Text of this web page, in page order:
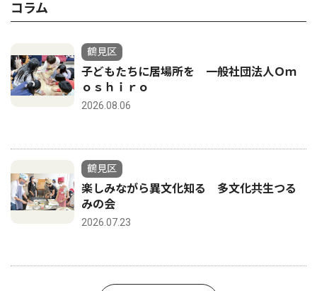
コラム
鶴見区
子どもたちに居場所を 一般社団法人Ｏｍ
ｏｓｈｉｒｏ
2026.08.06
鶴見区
楽しみながら異文化知る 多文化共生つる
みの会
2026.07.23